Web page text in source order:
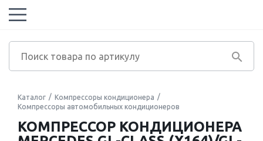
Каталог
Компрессоры кондиционера
Компрессоры автомобильных кондиционеров
КОМПРЕССОР КОНДИЦИОНЕРА